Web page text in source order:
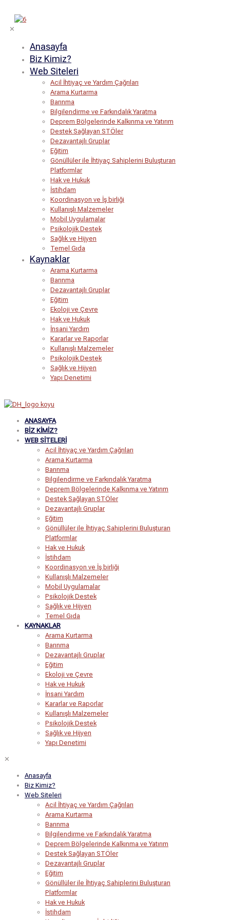
✕
Anasayfa
Biz Kimiz?
Web Siteleri
Acil İhtiyaç ve Yardım Çağrıları
Arama Kurtarma
Barınma
Bilgilendirme ve Farkındalık Yaratma
Deprem Bölgelerinde Kalkınma ve Yatırım
Destek Sağlayan STÖler
Dezavantajlı Gruplar
Eğitim
Gönüllüler ile İhtiyaç Sahiplerini Buluşturan
Platformlar
Hak ve Hukuk
İstihdam
Koordinasyon ve İş birliği
Kullanışlı Malzemeler
Mobil Uygulamalar
Psikolojik Destek
Sağlık ve Hijyen
Temel Gıda
Kaynaklar
Arama Kurtarma
Barınma
Dezavantajlı Gruplar
Eğitim
Ekoloji ve Çevre
Hak ve Hukuk
İnsani Yardım
Kararlar ve Raporlar
Kullanışlı Malzemeler
Psikolojik Destek
Sağlık ve Hijyen
Yapı Denetimi
ANASAYFA
BIZ KIMIZ?
WEB SITELERI
Acil İhtiyaç ve Yardım Çağrıları
Arama Kurtarma
Barınma
Bilgilendirme ve Farkındalık Yaratma
Deprem Bölgelerinde Kalkınma ve Yatırım
Destek Sağlayan STÖler
Dezavantajlı Gruplar
Eğitim
Gönüllüler ile İhtiyaç Sahiplerini Buluşturan
Platformlar
Hak ve Hukuk
İstihdam
Koordinasyon ve İş birliği
Kullanışlı Malzemeler
Mobil Uygulamalar
Psikolojik Destek
Sağlık ve Hijyen
Temel Gıda
KAYNAKLAR
Arama Kurtarma
Barınma
Dezavantajlı Gruplar
Eğitim
Ekoloji ve Çevre
Hak ve Hukuk
İnsani Yardım
Kararlar ve Raporlar
Kullanışlı Malzemeler
Psikolojik Destek
Sağlık ve Hijyen
Yapı Denetimi
✕
Anasayfa
Biz Kimiz?
Web Siteleri
Acil İhtiyaç ve Yardım Çağrıları
Arama Kurtarma
Barınma
Bilgilendirme ve Farkındalık Yaratma
Deprem Bölgelerinde Kalkınma ve Yatırım
Destek Sağlayan STÖler
Dezavantajlı Gruplar
Eğitim
Gönüllüler ile İhtiyaç Sahiplerini Buluşturan
Platformlar
Hak ve Hukuk
İstihdam